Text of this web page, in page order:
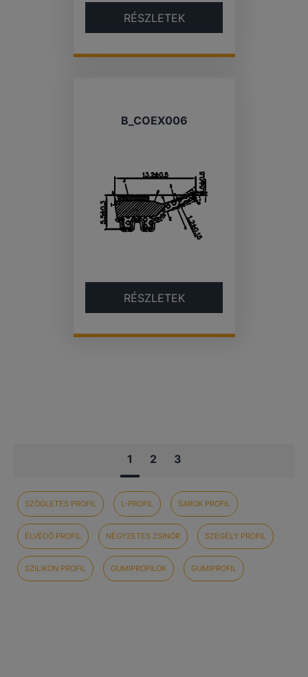
RÉSZLETEK
B_COEX006
RÉSZLETEK
1 2 3
SZÖGLETES PROFIL L-PROFIL SAROK PROFIL
ÉLVÉDŐ PROFIL NÉGYZETES ZSINÓR SZEGÉLY PROFIL
SZILIKON PROFIL GUMIPROFILOK GUMIPROFIL